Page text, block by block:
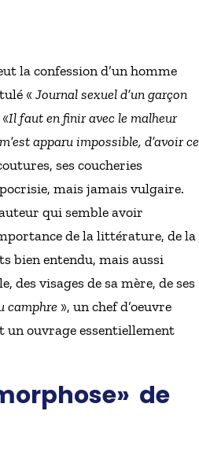
la confession d’un homme
« Journal sexuel d’un garçon
Il faut en finir avec le malheur
apparu impossible, d’avoir ce
ses coucheries
mais jamais vulgaire.
qui semble avoir
de la littérature, de la
bien entendu, mais aussi
des visages de sa mère, de ses
camphre », un chef d’oeuvre
un ouvrage essentiellement
» de